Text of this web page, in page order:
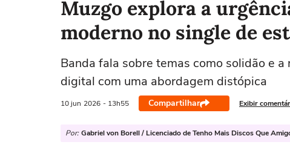
Muzgo explora a
moderno no single de
Banda fala sobre temas como solidão e
digital com uma abordagem distópica
10 jun 2026 - 13h55 Compartilhar Exibir
Por: Gabriel von Borell / Licenciado de Tenho Mais Discos Que